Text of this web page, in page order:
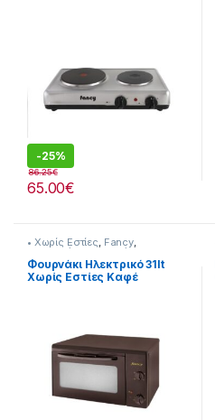
-25%
65.00€
86.25€
• Χωρίς Εστίες Fancy
Προτεινόμενα προϊόντα
Φουρνάκια-Κουζινάκια
Φουρνάκι Ηλεκτρικό 31lt
Χωρίς Εστίες Καφέ